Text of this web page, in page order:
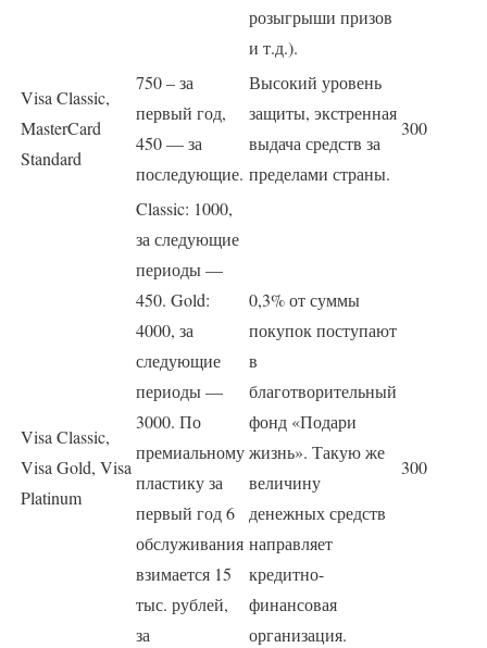
розыгрыши призов
и т.д.).
Visa Classic,
MasterCard
Standard
750 – за
первый год,
450 — за
последующие.
Высокий уровень
защиты, экстренная
выдача средств за
пределами страны.
300
Visa Classic,
Visa Gold, Visa
Platinum
Classic: 1000,
за следующие
периоды —
450. Gold:
4000, за
следующие
периоды —
3000. По
премиальному
пластику за
первый год 6
обслуживания
взимается 15
тыс. рублей,
за
0,3% от суммы
покупок поступают
в
благотворительный
фонд «Подари
жизнь». Такую же
величину
денежных средств
направляет
кредитно-
финансовая
организация.
300